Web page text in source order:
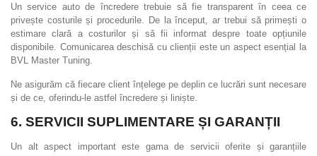
Un service auto de încredere trebuie să fie transparent în ceea ce
privește costurile și procedurile. De la început, ar trebui să primești o
estimare clară a costurilor și să fii informat despre toate opțiunile
disponibile. Comunicarea deschisă cu clienții este un aspect esențial la
BVL Master Tuning.
Ne asigurăm că fiecare client înțelege pe deplin ce lucrări sunt necesare
și de ce, oferindu-le astfel încredere și liniște.
6. SERVICII SUPLIMENTARE ȘI GARANȚII
Un alt aspect important este gama de servicii oferite și garanțiile